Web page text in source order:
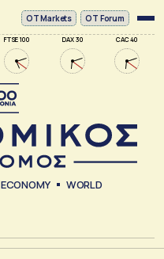
FTSE 100 DAX 30 CAC 40
ΟΤ Markets OT Forum
ECONOMY WORLD